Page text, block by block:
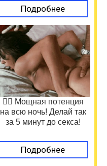
Подробнее
❤️‍🔥 Мощная потенция
на всю ночь! Делай так
за 5 минут до секса!
Подробнее